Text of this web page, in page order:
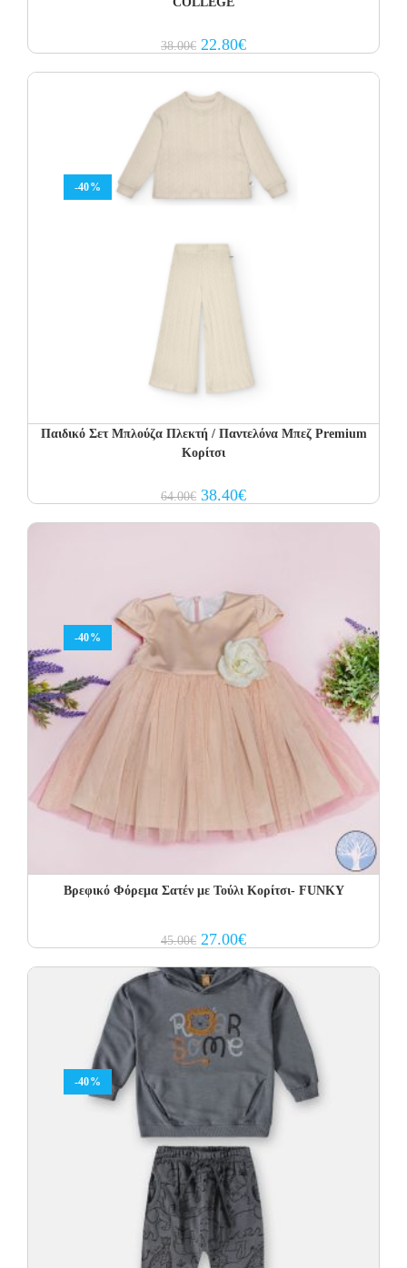
38.00€ Original
price
22.80€Current
price
-40%
Παιδικό Σετ Μπλούζα Πλεκτή / Παντελόνα Μπεζ Premium
Κορίτσι
64.00€ Original
price
38.40€Current
price
-40%
Βρεφικό Φόρεμα Σατέν με Τούλι Κορίτσι- FUNKY
45.00€ Original
price
45.00€.
27.00€Current
price
27.00€.
-40%